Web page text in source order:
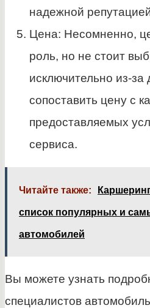
надежной
Цена: Несомненно,
роль, но не стоит
исключительно из-
сопоставить цену с
предоставляемых
сервиса.
Читайте также:
список популярных и
автомобилей
Вы можете узнать
специалистов